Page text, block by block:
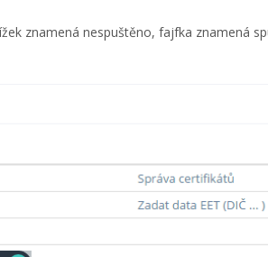
znamená nespuštěno, fajfka znamená